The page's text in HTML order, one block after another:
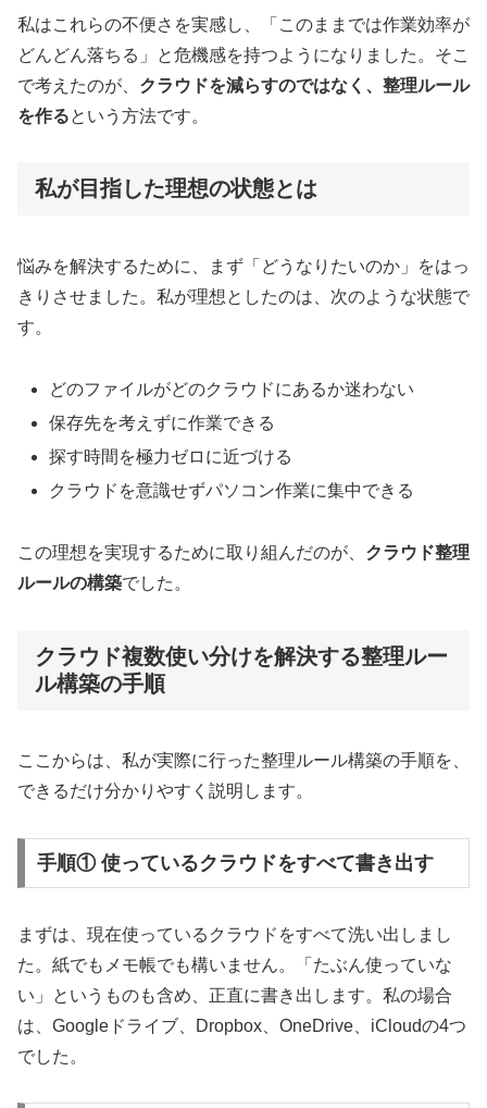
私はこれらの不便さを実感し、「このままでは作業効率が
どんどん落ちる」と危機感を持つようになりました。そこ
で考えたのが、 クラウドを減らすのではなく、整理ルール
を作るという方法です。
私が目指した理想の状態とは
悩みを解決するために、まず「どうなりたいのか」をはっ
きりさせました。私が理想としたのは、次のような状態で
す。
どのファイルがどのクラウドにあるか迷わない
保存先を考えずに作業できる
探す時間を極力ゼロに近づける
クラウドを意識せずパソコン作業に集中できる
この理想を実現するために取り組んだのが、 クラウド整理
ルールの構築でした。
クラウド複数使い分けを解決する整理ルー
ル構築の手順
ここからは、私が実際に行った整理ルール構築の手順を、
できるだけ分かりやすく説明します。
手順① 使っているクラウドをすべて書き出す
まずは、現在使っているクラウドをすべて洗い出しまし
た。紙でもメモ帳でも構いません。「たぶん使っていな
い」というものも含め、正直に書き出します。私の場合
は、Googleドライブ、Dropbox、OneDrive、iCloudの4つ
でした。